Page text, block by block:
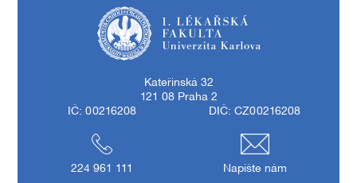
Kateřinská 32
121 08 Praha 2
IČ: 00216208
DIČ: CZ00216208
224 961 111 Napište nám